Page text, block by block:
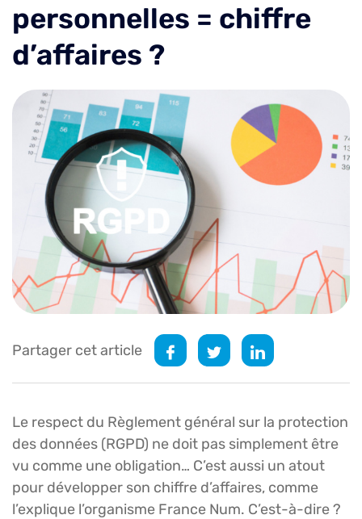
personnelles = chiffre
d’affaires ?
Partager cet article
Le respect du Règlement général sur la protection
des données (RGPD) ne doit pas simplement être
vu comme une obligation… C’est aussi un atout
pour développer son chiffre d’affaires, comme
l’explique l’organisme France Num. C’est-à-dire ?